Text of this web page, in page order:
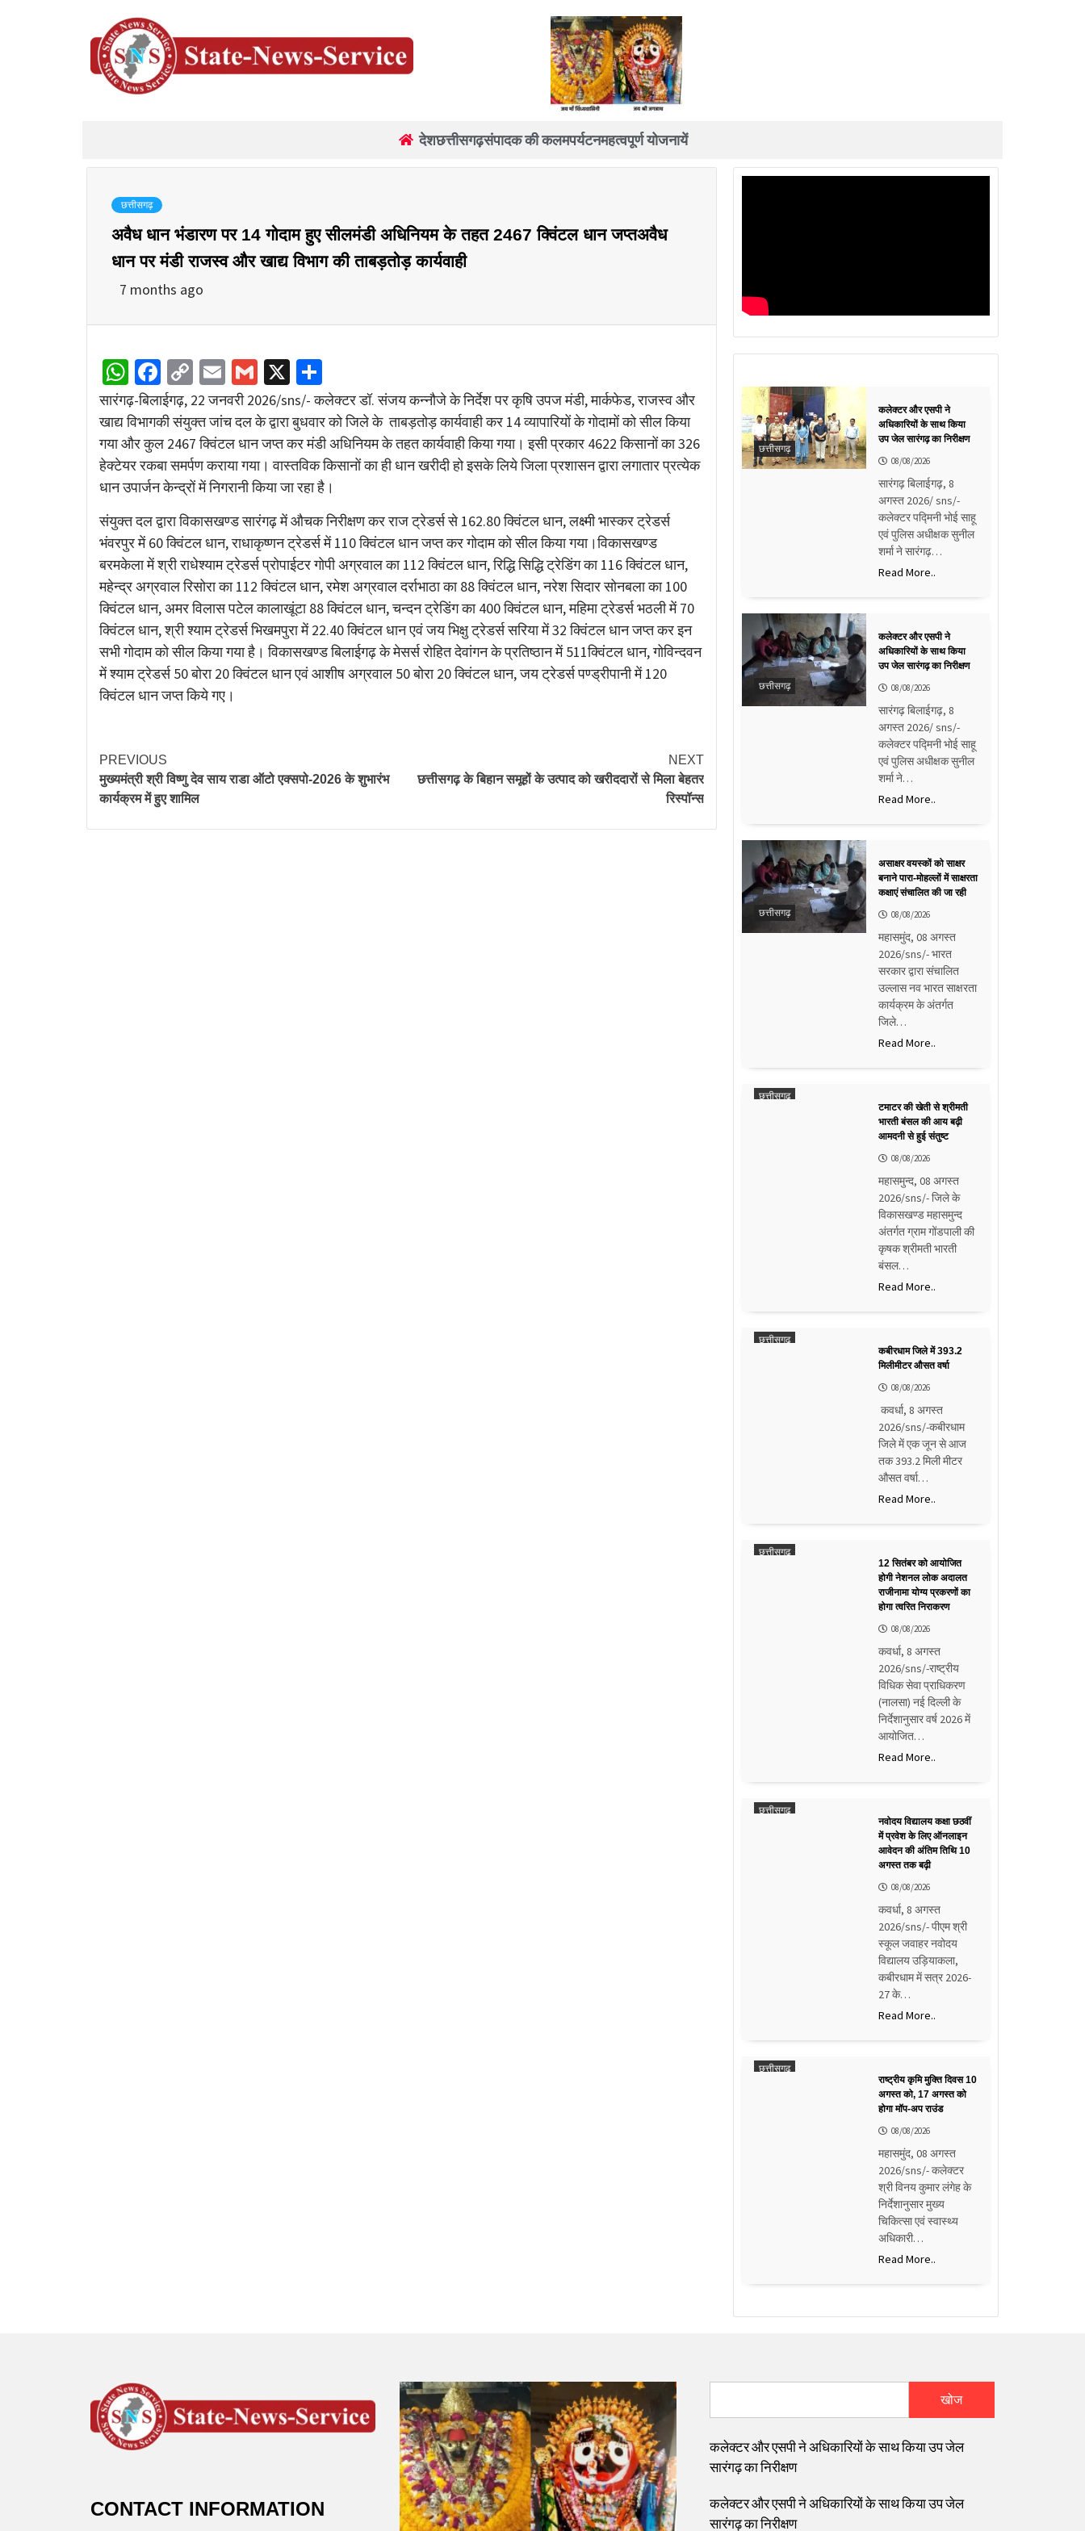
देशछत्तीसगढ़संपादक की कलमपर्यटनमहत्वपूर्ण योजनायें
छत्तीसगढ़
अवैध धान भंडारण पर 14 गोदाम हुए सीलमंडी अधिनियम के तहत 2467 क्विंटल धान जप्तअवैध
धान पर मंडी राजस्व और खाद्य विभाग की ताबड़तोड़ कार्यवाही
7 months ago
WhatsApp
Facebook
Copy
Link
EmailGmail
X
सारंगढ़-बिलाईगढ़, 22 जनवरी 2026/sns/- कलेक्टर डॉ. संजय कन्नौजे के निर्देश पर कृषि उपज मंडी, मार्कफेड, राजस्व और
खाद्य विभागकी संयुक्त जांच दल के द्वारा बुधवार को जिले के ताबड़तोड़ कार्यवाही कर 14 व्यापारियों के गोदामों को सील किया
गया और कुल 2467 क्विंटल धान जप्त कर मंडी अधिनियम के तहत कार्यवाही किया गया। इसी प्रकार 4622 किसानों का 326
हेक्टेयर रकबा समर्पण कराया गया। वास्तविक किसानों का ही धान खरीदी हो इसके लिये जिला प्रशासन द्वारा लगातार प्रत्येक
धान उपार्जन केन्द्रों में निगरानी किया जा रहा है।
संयुक्त दल द्वारा विकासखण्ड सारंगढ़ में औचक निरीक्षण कर राज ट्रेडर्स से 162.80 क्विंटल धान, लक्ष्मी भास्कर ट्रेडर्स
भंवरपुर में 60 क्विंटल धान, राधाकृष्णन ट्रेडर्स में 110 क्विंटल धान जप्त कर गोदाम को सील किया गया।विकासखण्ड
बरमकेला में श्री राधेश्याम ट्रेडर्स प्रोपाईटर गोपी अग्रवाल का 112 क्विंटल धान, रिद्धि सिद्धि ट्रेडिंग का 116 क्विंटल धान,
महेन्द्र अग्रवाल रिसोरा का 112 क्विंटल धान, रमेश अग्रवाल दर्राभाठा का 88 क्विंटल धान, नरेश सिदार सोनबला का 100
क्विंटल धान, अमर विलास पटेल कालाखूंटा 88 क्विंटल धान, चन्दन ट्रेडिंग का 400 क्विंटल धान, महिमा ट्रेडर्स भठली में 70
क्विंटल धान, श्री श्याम ट्रेडर्स भिखमपुरा में 22.40 क्विंटल धान एवं जय भिक्षु ट्रेडर्स सरिया में 32 क्विंटल धान जप्त कर इन
सभी गोदाम को सील किया गया है। विकासखण्ड बिलाईगढ़ के मेसर्स रोहित देवांगन के प्रतिष्ठान में 511क्विंटल धान, गोविन्दवन
में श्याम ट्रेडर्स 50 बोरा 20 क्विंटल धान एवं आशीष अग्रवाल 50 बोरा 20 क्विंटल धान, जय ट्रेडर्स पण्ड्रीपानी में 120
क्विंटल धान जप्त किये गए।
PREVIOUS
मुख्यमंत्री श्री विष्णु देव साय राडा ऑटो एक्सपो-2026 के शुभारंभ
कार्यक्रम में हुए शामिल
NEXT
छत्तीसगढ़ के बिहान समूहों के उत्पाद को खरीददारों से मिला बेहतर
रिस्पॉन्स
छत्तीसगढ़
कलेक्टर और एसपी ने
अधिकारियों के साथ किया
उप जेल सारंगढ़ का निरीक्षण
08/08/2026
सारंगढ़ बिलाईगढ़, 8
अगस्त 2026/ sns/-
कलेक्टर पद्मिनी भोई साहू
एवं पुलिस अधीक्षक सुनील
शर्मा ने सारंगढ़…
Read More..
छत्तीसगढ़
कलेक्टर और एसपी ने
अधिकारियों के साथ किया
उप जेल सारंगढ़ का निरीक्षण
08/08/2026
सारंगढ़ बिलाईगढ़, 8
अगस्त 2026/ sns/-
कलेक्टर पद्मिनी भोई साहू
एवं पुलिस अधीक्षक सुनील
शर्मा ने…
Read More..
छत्तीसगढ़
असाक्षर वयस्कों को साक्षर
बनाने पारा-मोहल्लों में साक्षरता
कक्षाएं संचालित की जा रही
08/08/2026
महासमुंद, 08 अगस्त
2026/sns/- भारत
सरकार द्वारा संचालित
उल्लास नव भारत साक्षरता
कार्यक्रम के अंतर्गत
जिले…
Read More..
छत्तीसगढ़
टमाटर की खेती से श्रीमती
भारती बंसल की आय बढ़ी
आमदनी से हुई संतुष्ट
08/08/2026
महासमुन्द, 08 अगस्त
2026/sns/- जिले के
विकासखण्ड महासमुन्द
अंतर्गत ग्राम गोंडपाली की
कृषक श्रीमती भारती
बंसल…
Read More..
छत्तीसगढ़
कबीरधाम जिले में 393.2
मिलीमीटर औसत वर्षा
08/08/2026
कवर्धा, 8 अगस्त
2026/sns/-कबीरधाम
जिले में एक जून से आज
तक 393.2 मिली मीटर
औसत वर्षा…
Read More..
छत्तीसगढ़
12 सितंबर को आयोजित
होगी नेशनल लोक अदालत
राजीनामा योग्य प्रकरणों का
होगा त्वरित निराकरण
08/08/2026
कवर्धा, 8 अगस्त
2026/sns/-राष्ट्रीय
विधिक सेवा प्राधिकरण
(नालसा) नई दिल्ली के
निर्देशानुसार वर्ष 2026 में
आयोजित…
Read More..
छत्तीसगढ़
नवोदय विद्यालय कक्षा छठवीं
में प्रवेश के लिए ऑनलाइन
आवेदन की अंतिम तिथि 10
अगस्त तक बढ़ी
08/08/2026
कवर्धा, 8 अगस्त
2026/sns/- पीएम श्री
स्कूल जवाहर नवोदय
विद्यालय उड़ियाकला,
कबीरधाम में सत्र 2026-
27 के…
Read More..
छत्तीसगढ़
राष्ट्रीय कृमि मुक्ति दिवस 10
अगस्त को, 17 अगस्त को
होगा मॉप-अप राउंड
08/08/2026
महासमुंद, 08 अगस्त
2026/sns/- कलेक्टर
श्री विनय कुमार लंगेह के
निर्देशानुसार मुख्य
चिकित्सा एवं स्वास्थ्य
अधिकारी…
Read More..
CONTACT INFORMATION
खोज
कलेक्टर और एसपी ने अधिकारियों के साथ किया उप जेल
सारंगढ़ का निरीक्षण
कलेक्टर और एसपी ने अधिकारियों के साथ किया उप जेल
सारंगढ़ का निरीक्षण